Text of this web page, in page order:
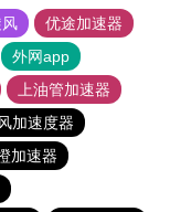
优途加速器
外网app
上油管加速器
加速度器
加速器